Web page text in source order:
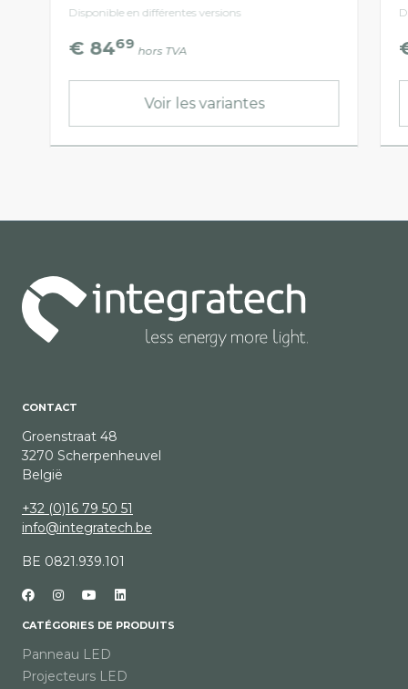
Disponible en différentes versions
€ 8469 hors TVA
Voir les variantes
CONTACT
Groenstraat 48
3270 Scherpenheuvel
België
+32 (0)16 79 50 51
info@integratech.be
BE 0821.939.101
CATÉGORIES DE PRODUITS
Panneau LED
Projecteurs LED